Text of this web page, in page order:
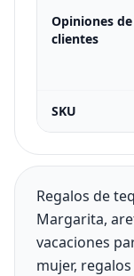
Opiniones de
clientes
SKU
Regalos de
Margarita,
vacaciones
mujer,